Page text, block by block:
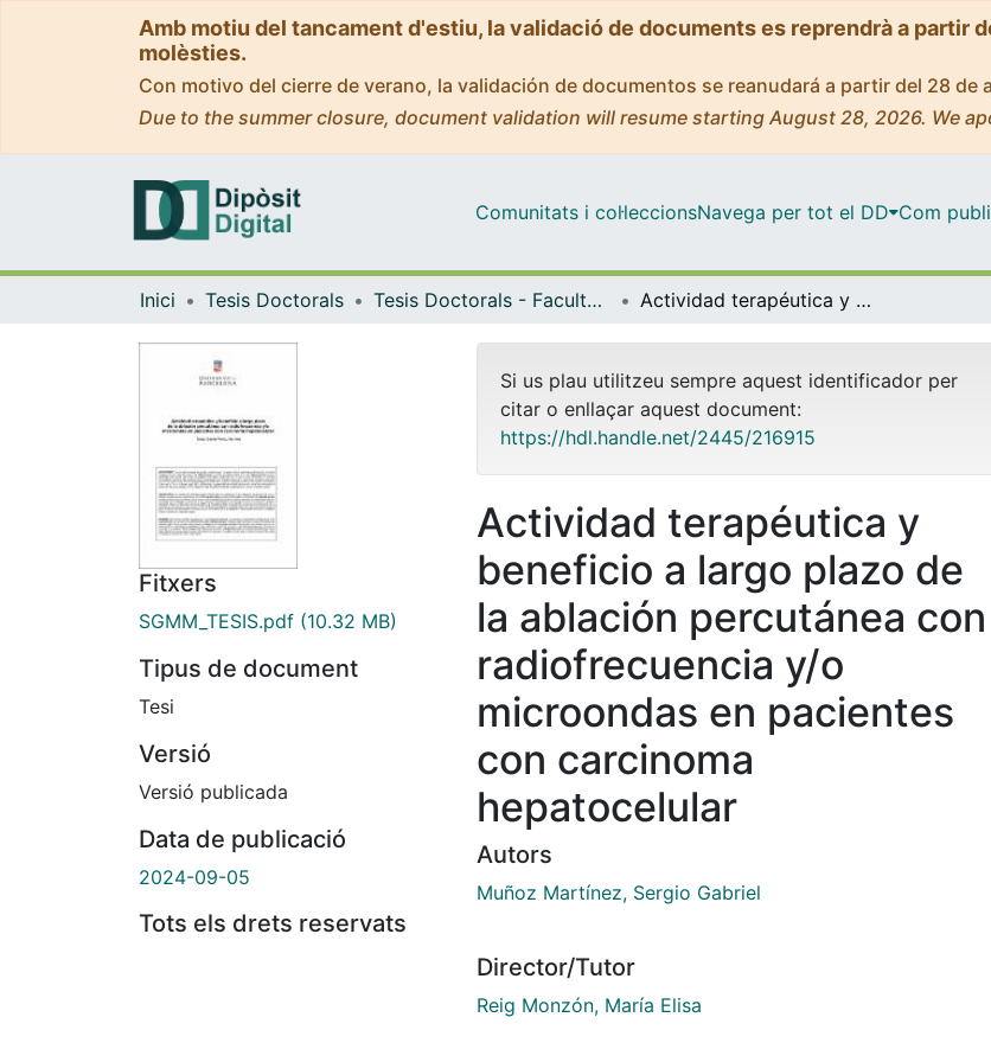
Amb motiu del tancament d'estiu, la validació de documents es reprendrà a partir
molèsties.
Con motivo del cierre de verano, la validación de documentos se reanudará a partir del 28
Due to the summer closure, document validation will resume starting August 28, 2026. We
Comunitats i col·leccionsNavega per tot el DD Com
Inici Tesis Doctorals Tesis Doctorals - Facultat - Medicina i Ciències de la Salut Actividad terapéutica y beneficio a largo plazo de la ablación percutánea con radiofrecuencia y/o microondas en pacientes con carcinoma hepatocelular
Fitxers
SGMM_TESIS.pdf (10.32 MB)
Tipus de document
Tesi
Versió
Versió publicada
Data de publicació
2024-09-05
Tots els drets reservats
Si us plau utilitzeu sempre aquest identificador per
citar o enllaçar aquest document:
https://hdl.handle.net/2445/216915
Actividad terapéutica y
beneficio a largo plazo de
la ablación percutánea con
radiofrecuencia y/o
microondas en pacientes
con carcinoma
hepatocelular
Autors
Muñoz Martínez, Sergio Gabriel
Director/Tutor
Reig Monzón, María Elisa